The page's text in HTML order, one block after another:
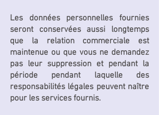
Les données personnelles fournies
seront conservées aussi longtemps
que la relation commerciale est
maintenue ou que vous ne demandez
pas leur suppression et pendant la
période pendant laquelle des
responsabilités légales peuvent naître
pour les services fournis.